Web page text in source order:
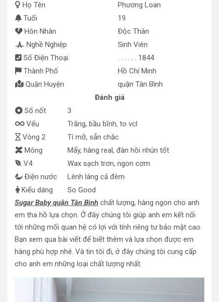
Họ Tên
Phương Loan
Tuổi
19
Hôn Nhân
Độc Thân
Nghề Nghiệp
Sinh Viên
Số Điện Thoại
. . . . . . 1844
Thành Phố
Hồ Chí Minh
Quận Huyện
quận Tân Bình
Đánh giá
Số nốt
3
Vếu
Trắng, bầu bĩnh, to vcl
Vòng 2
Tí mỡ, sẵn chắc
Mông
Mẩy, hàng real, đàn hồi nhún tốt
V4
Wax sạch trơn, ngon cơm
Điện nước
Lênh láng cả đêm
Kiểu dáng
So Good
Sugar Baby quận Tân Bình chất lượng, hàng ngon cho anh
em tha hồ lựa chọn. Ở đây chúng tôi giúp anh em kết nối
tới những mối quan hệ có lợi với tính riêng tư bảo mật cao.
Bạn xem qua bài viết để biết thêm và lựa chọn được em
hàng phù hợp nhé. Và tin tôi đi, ở đây chúng tôi cung cấp
cho anh em những loại chất lượng nhất.